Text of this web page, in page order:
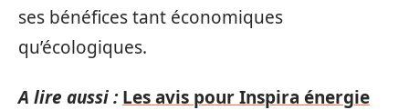
ses bénéfices tant économiques
qu’écologiques.
A lire aussi : Les avis pour Inspira énergie